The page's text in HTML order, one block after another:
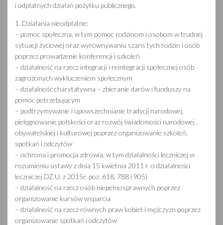
i odpłatnych działań pożytku publicznego.
1. Działania nieodpłatne:
– pomoc społeczna, w tym pomoc rodzinom i osobom w trudnej
sytuacji życiowej oraz wyrównywaniu szans tych rodzin i osób
poprzez prowadzenie konferencji i szkoleń
– działalność na rzecz integracji i reintegracji społecznej osób
zagrożonych wykluczeniem społecznym
– działalność charytatywna – zbieranie darów i funduszy na
pomoc potrzebującym
– podtrzymywanie i upowszechnianie tradycji narodowej,
pielęgnowanie polskości oraz rozwój świadomości narodowej ,
obywatelskiej i kulturowej poprzez organizowanie szkoleń,
spotkań i odczytów
– ochrona i promocja zdrowia, w tym działalności leczniczej w
rozumieniu ustawy z dnia 15 kwietnia 2011 r. o działalności
leczniczej DZ.U. z 2015r. poz. 618, 788 i 905)
– działalność na rzecz osób niepełnosprawnych poprzez
organizowanie kursów wsparcia
– działalność na rzecz równych praw kobiet i mężczyzn poprzez
organizowanie spotkań i odczytów